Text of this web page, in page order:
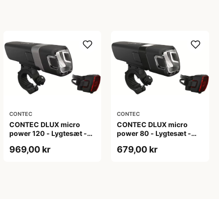
CONTEC
CONTEC DLUX micro
power 120 - Lygtesæt -
- StVZO - Sort
969,00 kr
CONTEC
CONTEC DLUX micro
power 80 - Lygtesæt -
Batteri - StVZO - Sort
679,00 kr